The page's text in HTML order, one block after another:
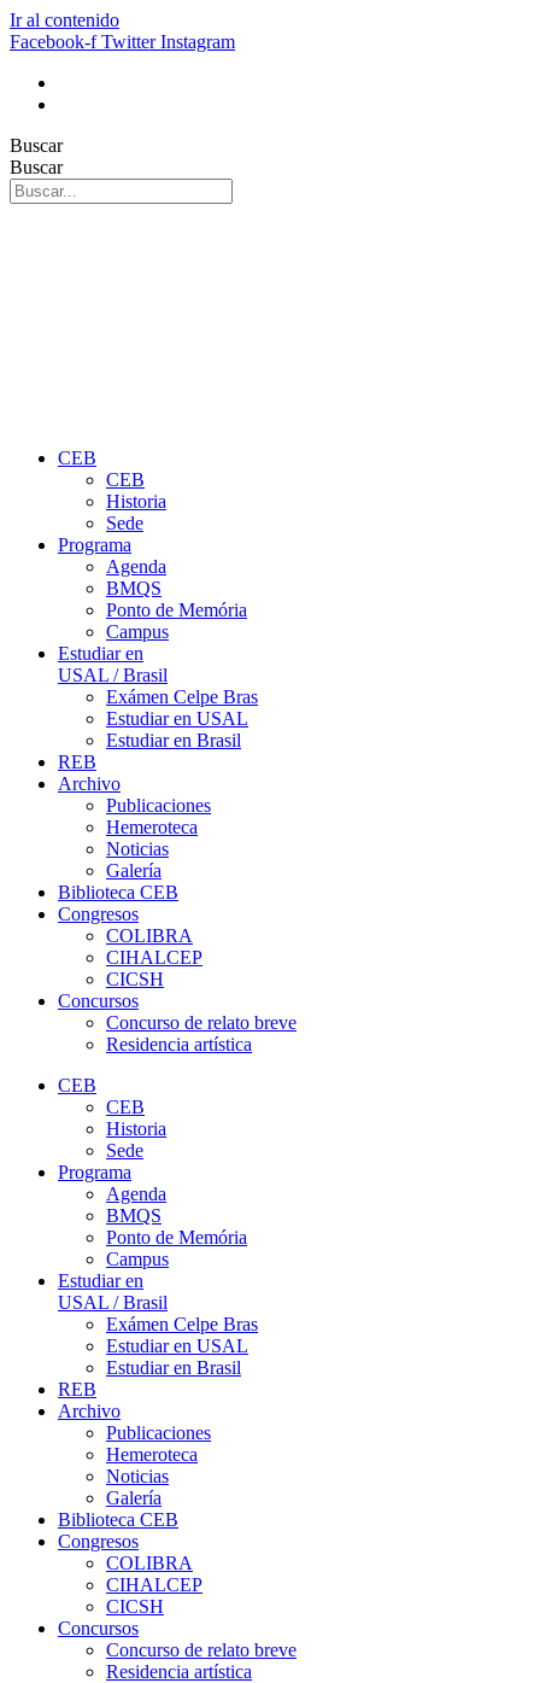
Ir al contenido
Facebook-f Twitter Instagram
Buscar
Buscar
CEB
CEB
Historia
Sede
Programa
Agenda
BMQS
Ponto de Memória
Campus
Estudiar en
USAL / Brasil
Exámen Celpe Bras
Estudiar en USAL
Estudiar en Brasil
REB
Archivo
Publicaciones
Hemeroteca
Noticias
Galería
Biblioteca CEB
Congresos
COLIBRA
CIHALCEP
CICSH
Concursos
Concurso de relato breve
Residencia artística
CEB
CEB
Historia
Sede
Programa
Agenda
BMQS
Ponto de Memória
Campus
Estudiar en
USAL / Brasil
Exámen Celpe Bras
Estudiar en USAL
Estudiar en Brasil
REB
Archivo
Publicaciones
Hemeroteca
Noticias
Galería
Biblioteca CEB
Congresos
COLIBRA
CIHALCEP
CICSH
Concursos
Concurso de relato breve
Residencia artística